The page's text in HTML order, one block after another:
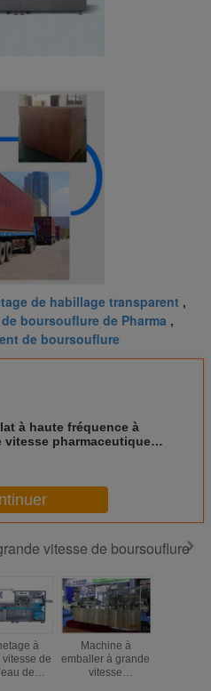
de habillage transparent ,
boursouflure de Pharma ,
de boursouflure
à haute fréquence à
vitesse pharmaceutique
vitesse de boursouflure
à
de
de
Machine à
emballer à grande
vitesse